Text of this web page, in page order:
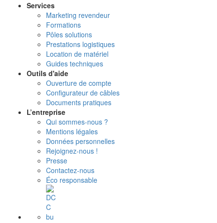
Services
Marketing revendeur
Formations
Pôles solutions
Prestations logistiques
Location de matériel
Guides techniques
Outils d'aide
Ouverture de compte
Configurateur de câbles
Documents pratiques
L’entreprise
Qui sommes-nous ?
Mentions légales
Données personnelles
Rejoignez-nous !
Presse
Contactez-nous
Éco responsable